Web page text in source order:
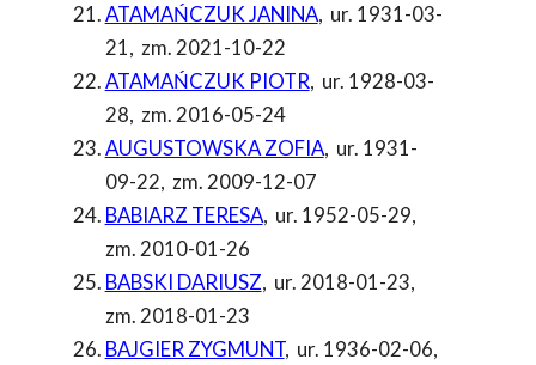
ATAMAŃCZUK JANINA, ur. 1931-03-
21, zm. 2021-10-22
ATAMAŃCZUK PIOTR, ur. 1928-03-
28, zm. 2016-05-24
AUGUSTOWSKA ZOFIA, ur. 1931-
09-22, zm. 2009-12-07
BABIARZ TERESA, ur. 1952-05-29,
zm. 2010-01-26
BABSKI DARIUSZ, ur. 2018-01-23,
zm. 2018-01-23
BAJGIER ZYGMUNT, ur. 1936-02-06,